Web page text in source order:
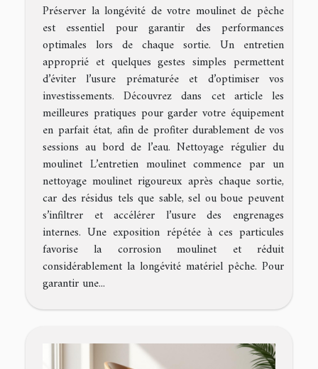
Préserver la longévité de votre moulinet de pêche
est essentiel pour garantir des performances
optimales lors de chaque sortie. Un entretien
approprié et quelques gestes simples permettent
d’éviter l’usure prématurée et d’optimiser vos
investissements. Découvrez dans cet article les
meilleures pratiques pour garder votre équipement
en parfait état, afin de profiter durablement de vos
sessions au bord de l’eau. Nettoyage régulier du
moulinet L’entretien moulinet commence par un
nettoyage moulinet rigoureux après chaque sortie,
car des résidus tels que sable, sel ou boue peuvent
s’infiltrer et accélérer l’usure des engrenages
internes. Une exposition répétée à ces particules
favorise la corrosion moulinet et réduit
considérablement la longévité matériel pêche. Pour
garantir une...